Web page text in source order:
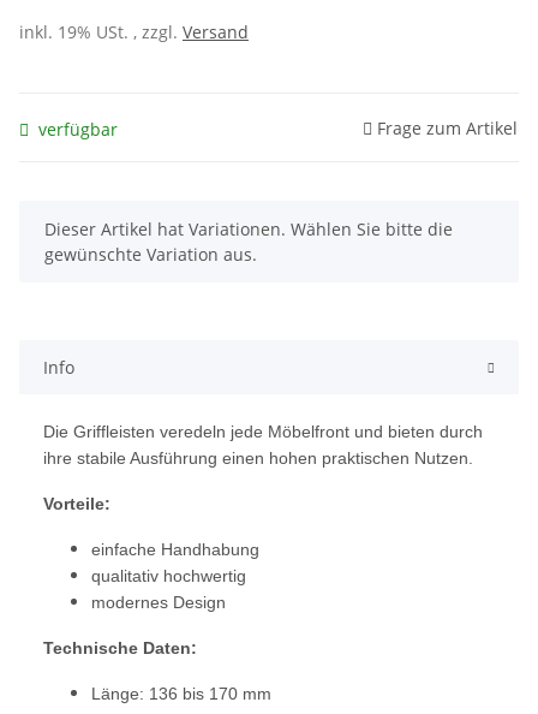
inkl. 19% USt. , zzgl. Versand
verfügbar Frage zum Artikel
x
Dieser Artikel hat Variationen. Wählen Sie bitte die
gewünschte Variation aus.
Info
Die Griffleisten veredeln jede Möbelfront und bieten durch
ihre stabile Ausführung einen hohen praktischen Nutzen.
Vorteile:
einfache Handhabung
qualitativ hochwertig
modernes Design
Technische Daten:
Länge: 136 bis 170 mm